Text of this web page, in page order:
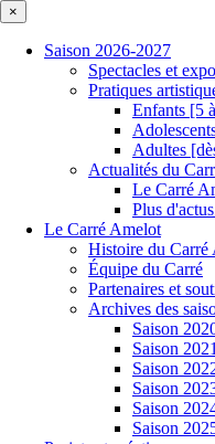
×
Saison 2026-2027
Spectacles et
Pratiques
Enfants [5
Adultes
Actualités du
Le Carré
Plus
Le Carré Amelot
Histoire du Carré
Équipe du Carré
Partenaires et
Archives des
Saison
Saison
Saison
Saison
Saison
Saison